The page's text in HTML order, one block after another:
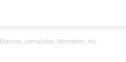
Macron, Lamalattie, Weinstein, etc.